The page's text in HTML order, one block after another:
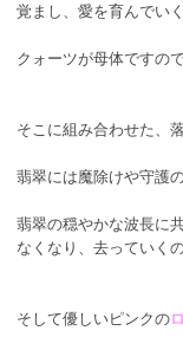
覚まし、愛を育んでい
クォーツが母体ですの
そこに組み合わせた、
翡翠には魔除けや守護
翡翠の穏やかな波長に
なくなり、去っていく
そして優しいピンクの